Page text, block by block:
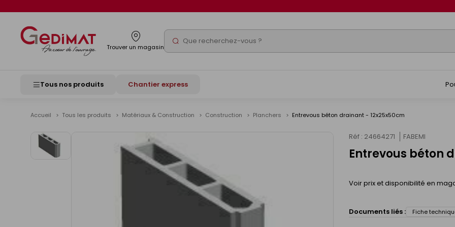
Trouver un magasin Rechercher
Tous nos produits Chantier express
Accueil Tous les produits Matériaux & Construction Construction Planchers Entrevous béton drainant - 12x25x50cm
Réf : 24664271 FABEMI
Entrevous béton
Voir prix et disponibilité en
Documents liés : Fiche